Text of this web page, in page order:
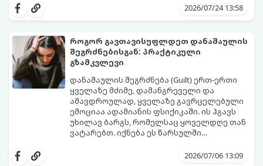
მოაცილოს და მოუთმენლად ელოდოს
წესი:
2026/07/24 13:58
როგორ გავთავისუფლდეთ დანაშაულის
შეგრძნებისგან: პრაქტიკული
გზამკვლევი
დანაშაულის შეგრძნება (Guilt) ერთ-ერთი
ყველაზე მძიმე, დამანგრეველი და
ამავდროულად, ყველაზე გავრცელებული
ემოციაა ადამიანის ფსიქიკაში. ის ჰგავს
უხილავ ბარგს, რომელსაც ყოველდღე თან
ვატარებთ. იქნება ეს წარსულში
ტკენა, ოჯახის წევრებისთვის
დანაშაულის გრძნობას აქვს თავისი
2026/07/06 13:09